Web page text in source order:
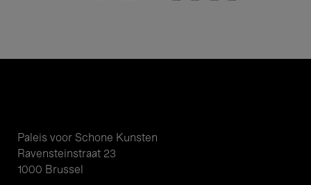
Paleis voor Schone Kunsten
Ravensteinstraat 23
1000 Brussel